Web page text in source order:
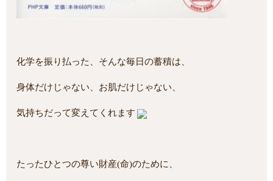
化学を振り払った、そんな毎日の蓄積は、
身体だけじゃない、お肌だけじゃない、
気持ちだって変えてくれます
たったひとつの尊い財産(命)のために、